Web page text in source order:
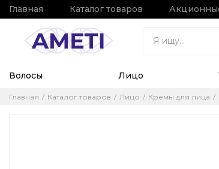
Главная Каталог товаров
Волосы Лицо
Главная Каталог товаров Лицо Кремы для лица